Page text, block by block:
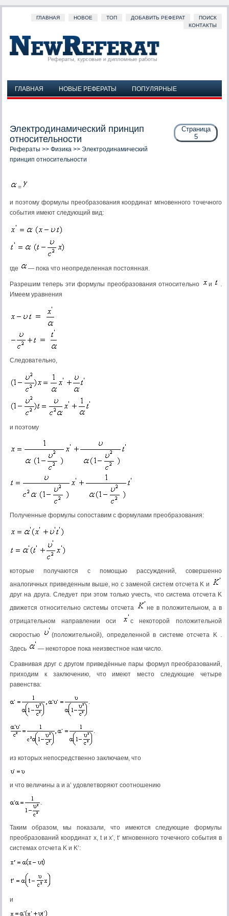
ГЛАВНАЯ НОВОЕ ТОП ДОБАВИТЬ РЕФЕРАТ
ПОИСК
КОНТАКТЫ
ГЛАВНАЯ НОВЫЕ РЕФЕРАТЫ
ПОПУЛЯРНЫЕ
Страница
5
Электродинамический принцип
относительности
Рефераты >> Физика >> Электродинамический
принцип относительности
=
и поэтому формулы преобразования координат мгновенного точечного
события имеют следующий вид:
где — пока что неопределенная постоянная.
Разрешим теперь эти формулы преобразования относительно и
.
Имеем уравнения
Следовательно,
и поэтому
Полученные формулы сопоставим с формулами преобразования:
которые получаются с помощью рассуждений, совершенно
аналогичных приведенным выше, но с заменой систем отсчета K и
друг на друга. Следует при этом только учесть, что система отсчета K
движется относительно системы отсчета
не в положительном, а в
отрицательном направлении оси
с некоторой положительной
скоростью
(положительной), определенной в системе отсчета K .
Здесь
— некоторое пока неизвестное нам число.
Сравнивая друг с другом приведённые пары формул преобразований,
приходим к заключению, что имеют место следующие четыре
равенства:
из которых непосредственно заключаем, что
и что величины a и a’ удовлетворяют соотношению
Таким образом, мы показали, что имеются следующие формулы
преобразований координат x, t и x’, t‘ мгновенного точечного события в
системах отсчета K и K’:
и